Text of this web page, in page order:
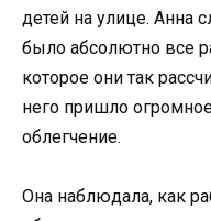
детей на улице. Анна
было абсолютно все
которое они так
него пришло
облегчение.
Она наблюдала, как